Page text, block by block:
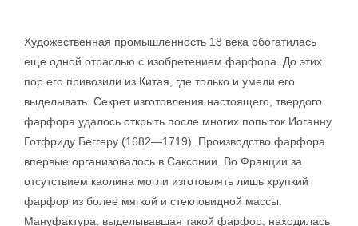
Художественная промышленность 18 века обогатилась
еще одной отраслью с изобретением фарфора. До этих
пор его привозили из Китая, где только и умели его
выделывать. Секрет изготовления настоящего, твердого
фарфора удалось открыть после многих попыток Иоганну
Готфриду Беггеру (1682—1719). Производство фарфора
впервые организовалось в Саксонии. Во Франции за
отсутствием каолина могли изготовлять лишь хрупкий
фарфор из более мягкой и стекловидной массы.
Мануфактура, выделывавшая такой фарфор, находилась